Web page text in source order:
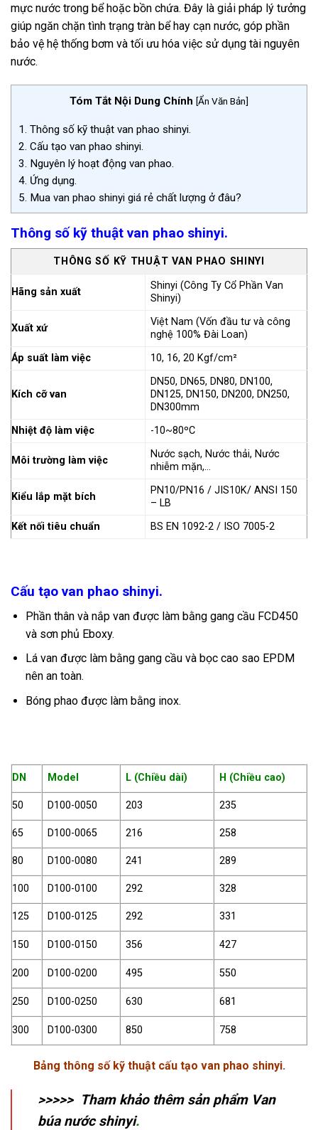
mực nước trong bể hoặc bồn chứa. Đây là giải pháp lý tưởng
giúp ngăn chặn tình trạng tràn bể hay cạn nước, góp phần
bảo vệ hệ thống bơm và tối ưu hóa việc sử dụng tài nguyên
nước.
Tóm Tắt Nội Dung Chính [Ẩn Văn Bản]
1. Thông số kỹ thuật van phao shinyi.
2. Cấu tạo van phao shinyi.
3. Nguyên lý hoạt động van phao.
4. Ứng dụng.
5. Mua van phao shinyi giá rẻ chất lượng ở đâu?
Thông số kỹ thuật van phao shinyi.
THÔNG SỐ KỸ THUẬT VAN PHAO SHINYI
Hãng sản xuất
Shinyi (Công Ty Cổ Phần Van
Shinyi)
Xuất xứ
Việt Nam (Vốn đầu tư và công
nghệ 100% Đài Loan)
Áp suất làm việc
10, 16, 20 Kgf/cm²
Kích cỡ van
DN50, DN65, DN80, DN100,
DN125, DN150, DN200, DN250,
DN300mm
Nhiệt độ làm việc
-10~80ºC
Môi trường làm việc
Nước sạch, Nước thải, Nước
nhiễm mặn,…
Kiểu lắp mặt bích
PN10/PN16 / JIS10K/ ANSI 150
– LB
Kết nối tiêu chuẩn
BS EN 1092-2 / ISO 7005-2
Cấu tạo van phao shinyi.
Phần thân và nắp van được làm bằng gang cầu FCD450
và sơn phủ Eboxy.
Lá van được làm bằng gang cầu và bọc cao sao EPDM
nên an toàn.
Bóng phao được làm bằng inox.
DN Model L (Chiều dài) H (Chiều cao)
50 D100-0050 203 235
65 D100-0065 216 258
80 D100-0080 241 289
100 D100-0100 292 328
125 D100-0125 292 331
150 D100-0150 356 427
200 D100-0200 495 550
250 D100-0250 630 681
300 D100-0300 850 758
Bảng thông số kỹ thuật cấu tạo van phao shinyi.
>>>>> Tham khảo thêm sản phẩm Van
búa nước shinyi.